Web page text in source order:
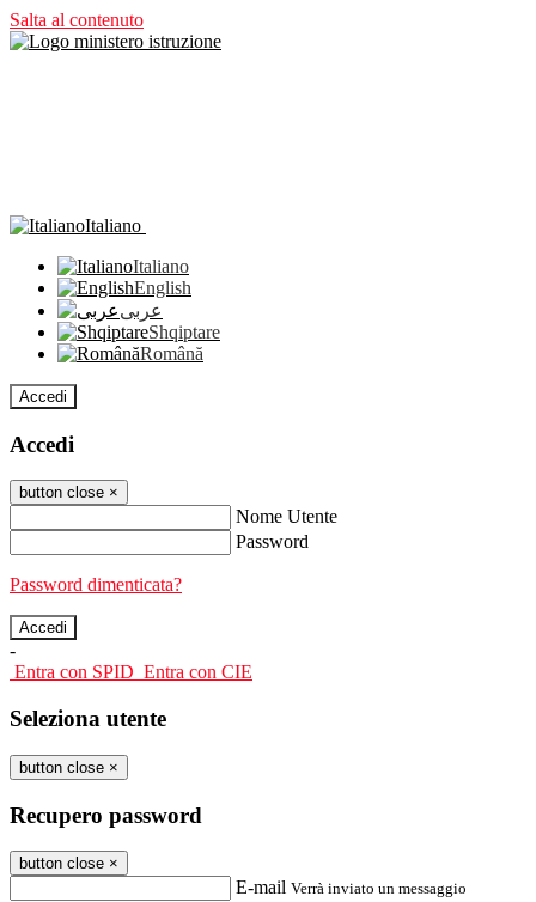
Salta al contenuto
Italiano
Italiano
English
عربى
Shqiptare
Română
Accedi
Accedi
button close ×
Nome Utente
Password
Password dimenticata?
-
Entra con SPID Entra con CIE
Seleziona utente
button close ×
Recupero password
button close ×
E-mail Verrà inviato un messaggio